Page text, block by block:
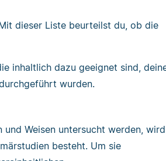
dieser Liste beurteilst du, ob die
inhaltlich dazu geeignet sind,
wurden.
Weisen untersucht werden, wird
besteht. Um sie